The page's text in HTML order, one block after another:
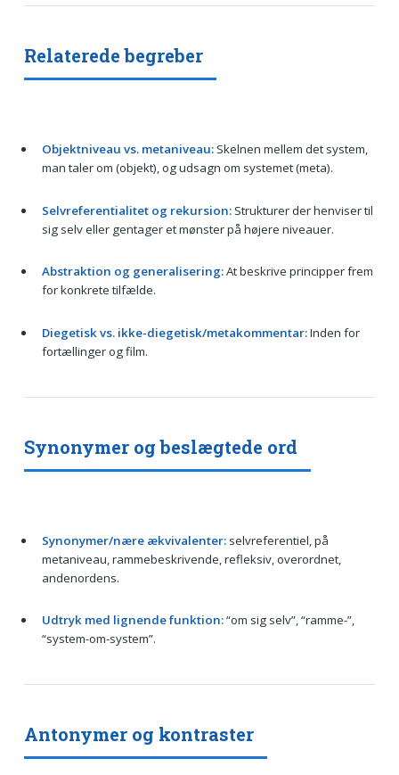
Relaterede begreber
Objektniveau vs. metaniveau:Skelnen mellem det system,
man taler om (objekt), og udsagn om systemet (meta).
Selvreferentialitet og rekursion:Strukturer der henviser til
sig selv eller gentager et mønster på højere niveauer.
Abstraktion og generalisering:At beskrive principper frem
for konkrete tilfælde.
Diegetisk vs. ikke-diegetisk/metakommentar:Inden for
fortællinger og film.
Synonymer og beslægtede ord
Synonymer/nære ækvivalenter:selvreferentiel, på
metaniveau, rammebeskrivende, refleksiv, overordnet,
andenordens.
Udtryk med lignende funktion:“om sig selv”, “ramme-”,
“system-om-system”.
Antonymer og kontraster